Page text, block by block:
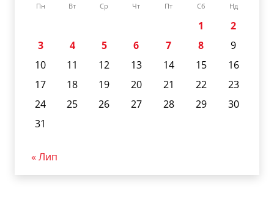
Пн Вт Ср Чт Пт Сб Нд
1
2
3
4 5 6 7 8
9
10
11 12 13 14 15
16
17
18 19 20 21 22
23
24
25 26 27 28 29
30
31
« Лип